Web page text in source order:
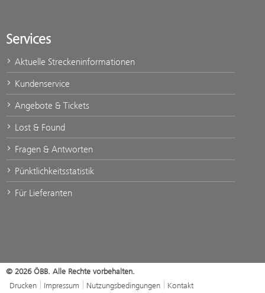
Services
Aktuelle Streckeninformationen
Kundenservice
Angebote & Tickets
Lost & Found
Fragen & Antworten
Pünktlichkeitsstatistik
Für Lieferanten
© 2026 ÖBB. Alle Rechte vorbehalten.
Drucken
Impressum Nutzungsbedingungen Kontakt